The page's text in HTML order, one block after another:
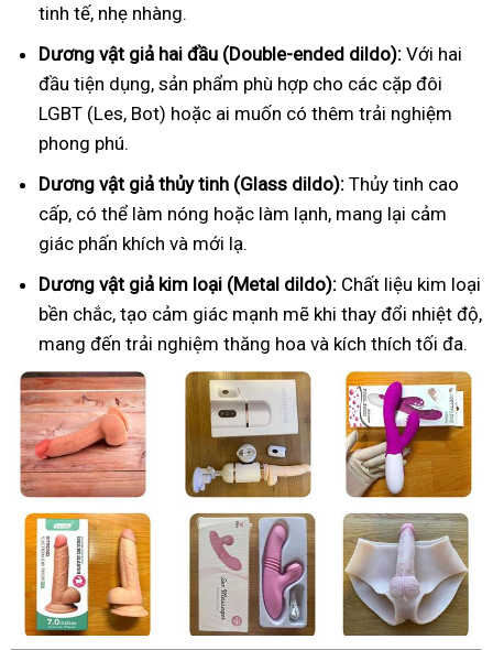
tinh tế, nhẹ nhàng.
Dương vật giả hai đầu (Double-ended dildo): Với hai
đầu tiện dụng, sản phẩm phù hợp cho các cặp đôi
LGBT (Les, Bot) hoặc ai muốn có thêm trải nghiệm
phong phú.
Dương vật giả thủy tinh (Glass dildo): Thủy tinh cao
cấp, có thể làm nóng hoặc làm lạnh, mang lại cảm
giác phấn khích và mới lạ.
Dương vật giả kim loại (Metal dildo): Chất liệu kim loại
bền chắc, tạo cảm giác mạnh mẽ khi thay đổi nhiệt độ,
mang đến trải nghiệm thăng hoa và kích thích tối đa.